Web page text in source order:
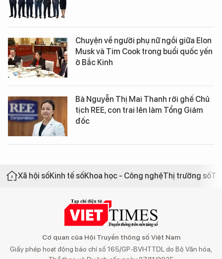
Chuyện về người phụ nữ ngồi giữa Elon
Musk và Tim Cook trong buổi quốc yến
ở Bắc Kinh
Bà Nguyễn Thị Mai Thanh rời ghế Chủ
tịch REE, con trai lên làm Tổng Giám
đốc
Xã hội sốKinh tế sốKhoa học - Công nghệThị trường số
Cơ quan của Hội Truyền thông số Việt Nam
Giấy phép hoạt động báo chí số 165/GP-BVHTTDL do Bộ Văn hóa,